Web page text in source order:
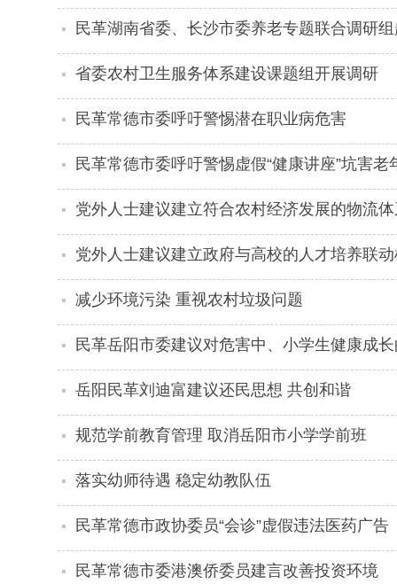
民革湖南省委、长沙市委养老专题联合调研
省委农村卫生服务体系建设课题组开展调研
民革常德市委呼吁警惕潜在职业病危害
民革常德市委呼吁警惕虚假“健康讲座”坑害老
党外人士建议建立符合农村经济发展的物流
党外人士建议建立政府与高校的人才培养联
减少环境污染 重视农村垃圾问题
民革岳阳市委建议对危害中、小学生健康成
岳阳民革刘迪富建议还民思想 共创和谐
规范学前教育管理 取消岳阳市小学学前班
落实幼师待遇 稳定幼教队伍
民革常德市政协委员“会诊”虚假违法医药广告
民革常德市委港澳侨委员建言改善投资环境